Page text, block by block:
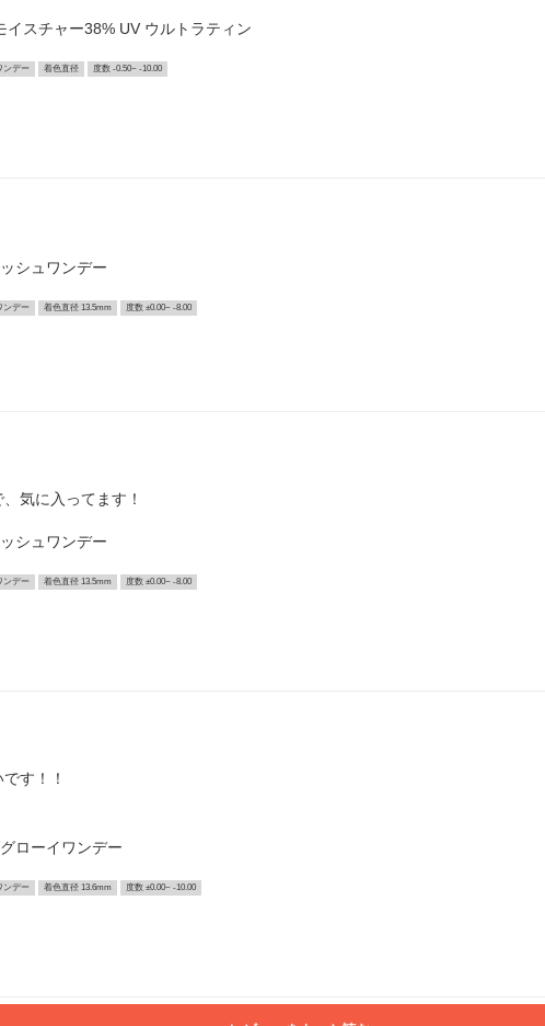
イスチャー38% UV ウルトラティン
ンデー 着色直径 度数 -0.50~ -10.00
シュワンデー
ンデー 着色直径 13.5mm 度数 ±0.00~ -8.00
気に入ってます！
シュワンデー
ンデー 着色直径 13.5mm 度数 ±0.00~ -8.00
す！！
ローイワンデー
ンデー 着色直径 13.6mm 度数 ±0.00~ -10.00